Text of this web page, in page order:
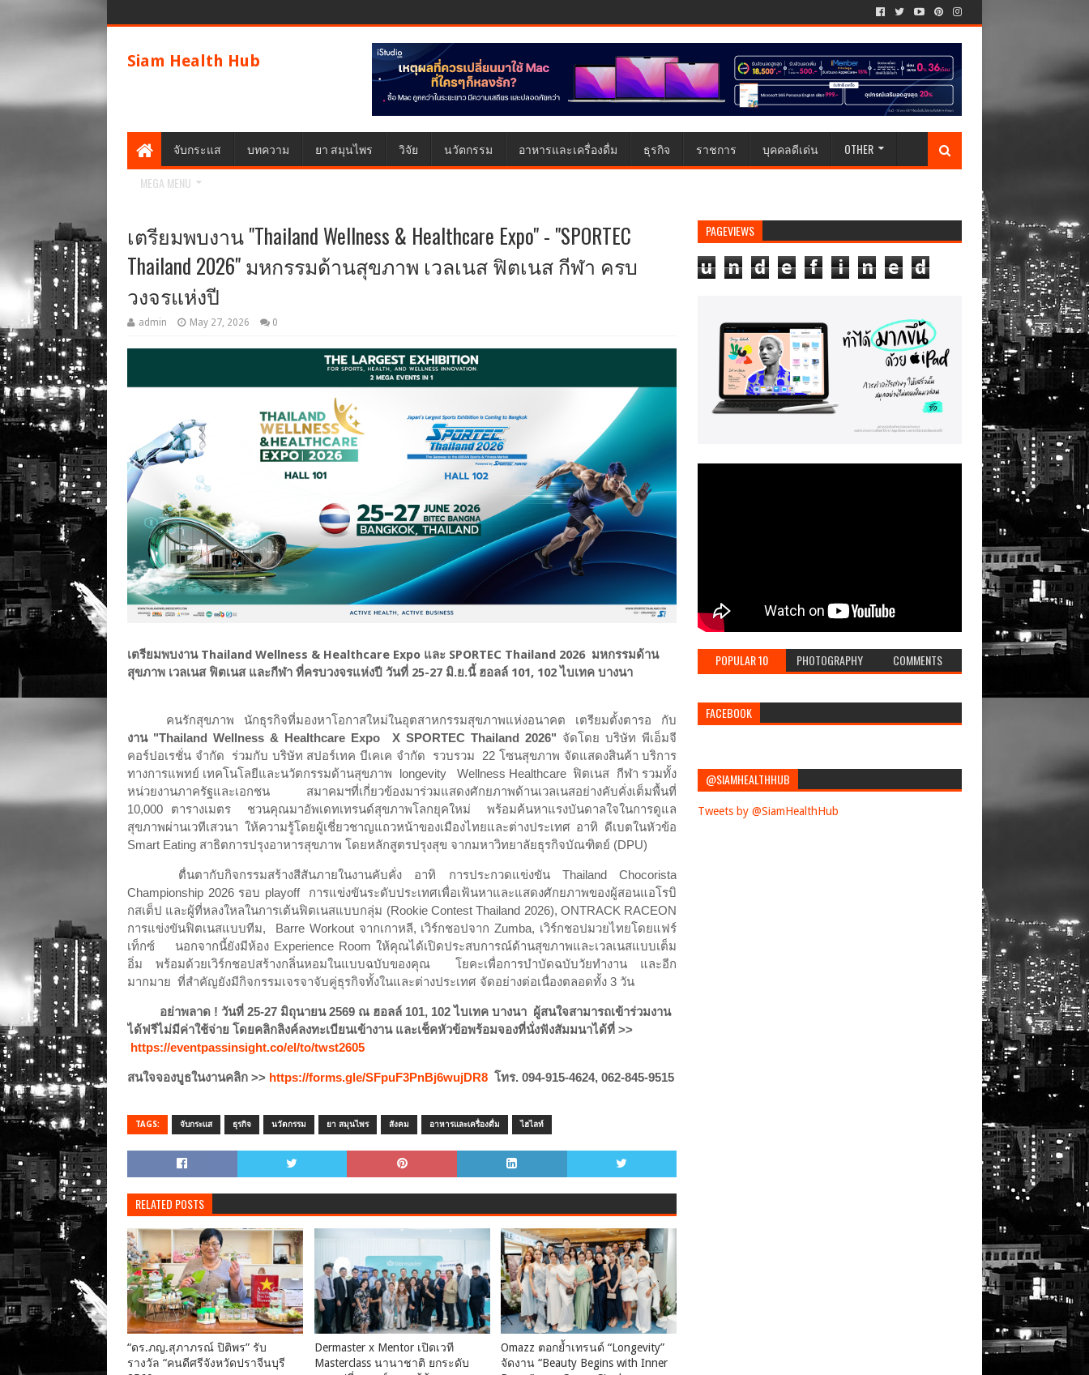
Siam Health Hub
จับกระแส บทความ ยา สมุนไพร วิจัย นวัตกรรม อาหารและเครื่องดื่ม ธุรกิจ ราชการ บุคคลดีเด่น
OTHER
MEGA MENU
เตรียมพบงาน "Thailand Wellness & Healthcare Expo" - "SPORTEC
Thailand 2026" มหกรรมด้านสุขภาพ เวลเนส ฟิตเนส กีฬา ครบ
วงจรแห่งปี
admin May 27, 2026 0
เตรียมพบงาน Thailand Wellness & Healthcare Expo และ SPORTEC Thailand 2026 มหกรรมด้าน
สุขภาพ เวลเนส ฟิตเนส และกีฬา ที่ครบวงจรแห่งปี วันที่ 25-27 มิ.ย.นี้ ฮอลล์ 101, 102 ไบเทค บางนา
คนรักสุขภาพ นักธุรกิจที่มองหาโอกาสใหม่ในอุตสาหกรรมสุขภาพแห่งอนาคต
เตรียมตั้งตารอ กับ
งาน "Thailand Wellness & Healthcare Expo X SPORTEC Thailand 2026" จัดโดย บริษัท พีเอ็มจี
คอร์ปอเรชั่น จำกัด
ร่วมกับ บริษัท สปอร์เทค บีเคเค จำกัด รวบรวม
22 โซนสุขภาพ จัดแสดงสินค้า บริการ
ทางการแพทย์ เทคโนโลยีและนวัตกรรมด้านสุขภาพ
longevity Wellness Healthcare ฟิตเนส กีฬา รวมทั้ง
หน่วยงานภาครัฐและเอกชน
สมาคมฯที่เกี่ยวข้องมาร่วมแสดงศักยภาพด้านเวลเนสอย่างคับคั่งเต็มพื้นที่
10,000 ตารางเมตร
ชวนคุณมาอัพเดทเทรนด์สุขภาพโลกยุคใหม่
พร้อมค้นหาแรงบันดาลใจในการดูแล
สุขภาพผ่านเวทีเสวนา ให้ความรู้โดยผู้เชี่ยวชาญแถวหน้าของเมืองไทยและต่างประเทศ อาทิ ดีเบตในหัวข้อ
Smart Eating สาธิตการปรุงอาหารสุขภาพ โดยหลักสูตรปรุงสุข จากมหาวิทยาลัยธุรกิจบัณฑิตย์ (DPU)
ตื่นตากับกิจกรรมสร้างสีสันภายในงานคับคั่ง อาทิ การประกวดแข่งขัน Thailand Chocorista
Championship 2026 รอบ playoff
การแข่งขันระดับประเทศเพื่อเฟ้นหาและแสดงศักยภาพของผู้สอนแอโรบิ
กสเต็ป และผู้ที่หลงใหลในการเต้นฟิตเนสแบบกลุ่ม (Rookie Contest Thailand 2026), ONTRACK RACEON
การแข่งขันฟิตเนสแบบทีม, Barre Workout จากเกาหลี, เวิร์กชอปจากZumba, เวิร์กชอปมวยไทยโดยแฟร์
เท็กซ์
นอกจากนี้ยังมีห้อง Experience Roomให้คุณได้เปิดประสบการณ์ด้านสุขภาพและเวลเนสแบบเต็ม
อิ่ม พร้อมด้วยเวิร์กชอปสร้างกลิ่นหอมในแบบฉบับของคุณ
โยคะเพื่อการบำบัดฉบับวัยทำงาน
และอีก
มากมาย ที่สำคัญยังมีกิจกรรมเจรจาจับคู่ธุรกิจทั้งในและต่างประเทศ จัดอย่างต่อเนื่องตลอดทั้ง 3 วัน
อย่าพลาด ! วันที่ 25-27 มิถุนายน 2569 ณ ฮอลล์ 101, 102 ไบเทค บางนา ผู้สนใจสามารถเข้าร่วมงาน
ได้ฟรีไม่มีค่าใช้จ่าย โดยคลิกลิงค์ลงทะเบียนเข้างาน และเช็คหัวข้อพร้อมจองที่นั่งฟังสัมมนาได้ที่ >>
https://eventpassinsight.co/el/to/twst2605
สนใจจองบูธในงานคลิก >> https://forms.gle/SFpuF3PnBj6wujDR8 โทร. 094-915-4624, 062-845-9515
TAGS: จับกระแส ธุรกิจ นวัตกรรม ยา สมุนไพร สังคม อาหารและเครื่องดื่ม ไฮไลท์
RELATED POSTS
“ดร.ภญ.สุภาภรณ์ ปิติพร” รับ
รางวัล “คนดีศรีจังหวัดปราจีนบุรี
Dermaster x Mentor เปิดเวที
Masterclass นานาชาติ ยกระดับ
Omazz ตอกย้ำเทรนด์ “Longevity”
จัดงาน “Beauty Begins with Inner
PAGEVIEWS
u n d e f i n e d
POPULAR 10 PHOTOGRAPHY COMMENTS
FACEBOOK
@SIAMHEALTHHUB
Tweets by @SiamHealthHub